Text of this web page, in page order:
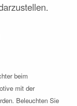
beim
mit der
Beleuchten Sie